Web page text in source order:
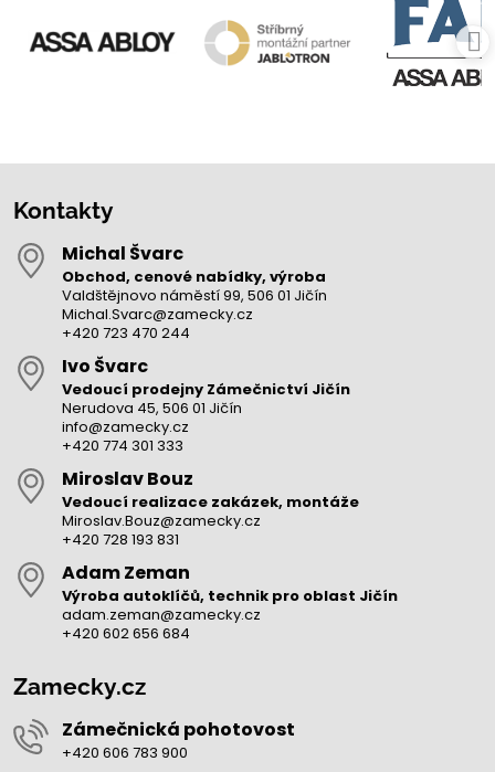
Kontakty
Michal Švarc
Obchod, cenové nabídky, výroba
Valdštějnovo náměstí 99, 506 01 Jičín
Michal.Svarc@zamecky.cz
+420 723 470 244
Ivo Švarc
Vedoucí prodejny Zámečnictví Jičín
Nerudova 45, 506 01 Jičín
info@zamecky.cz
+420 774 301 333
Miroslav Bouz
Vedoucí realizace zakázek, montáže
Miroslav.Bouz@zamecky.cz
+420 728 193 831
Adam Zeman
Výroba autoklíčů, technik pro oblast Jičín
adam.zeman@zamecky.cz
+420 602 656 684
Zamecky.cz
Zámečnická pohotovost
+420 606 783 900